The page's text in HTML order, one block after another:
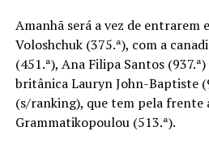
Amanhã será a vez de entrarem
Voloshchuk (375.ª), com a
(451.ª), Ana Filipa Santos
britânica Lauryn John-Baptiste
(s/ranking), que tem pela frente
Grammatikopoulou (513.ª).